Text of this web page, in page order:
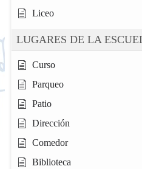
Liceo
LUGARES DE LA
Curso
Parqueo
Patio
Dirección
Comedor
Biblioteca